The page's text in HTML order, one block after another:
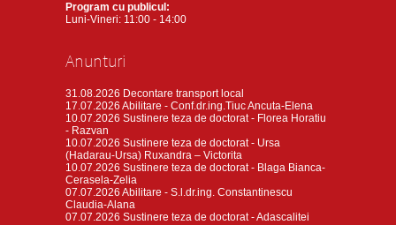
Program cu publicul:
Luni-Vineri: 11:00 - 14:00
Anunturi
31.08.2026 Decontare transport local
17.07.2026 Abilitare - Conf.dr.ing.Tiuc Ancuta-Elena
10.07.2026 Sustinere teza de doctorat - Florea Horatiu
- Razvan
10.07.2026 Sustinere teza de doctorat - Ursa
(Hadarau-Ursa) Ruxandra – Victorita
10.07.2026 Sustinere teza de doctorat - Blaga Bianca-
Cerasela-Zelia
07.07.2026 Abilitare - S.l.dr.ing. Constantinescu
Claudia-Alana
07.07.2026 Sustinere teza de doctorat - Adascalitei